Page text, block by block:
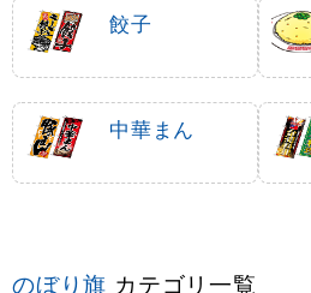
のぼり旗 (3117) 名物
沖縄そば めんそーれ
1,810
1,991円 税込
ス
そ